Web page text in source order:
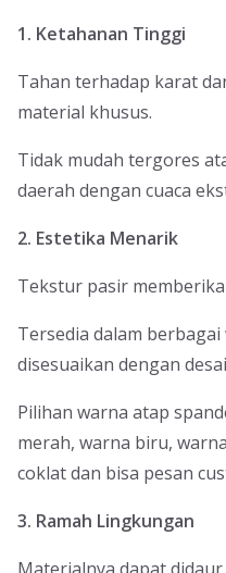
1. Ketahanan Tinggi
Tahan terhadap karat
material khusus.
Tidak mudah tergores
daerah dengan cuaca
2. Estetika Menarik
Tekstur pasir
Tersedia dalam
disesuaikan dengan
Pilihan warna atap
merah, warna biru,
coklat dan bisa pesan
3. Ramah Lingkungan